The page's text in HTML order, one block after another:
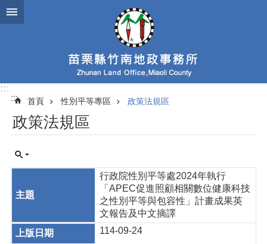
跳到主要內容區塊
:::
:::
首頁 性別平等專區 政策法規區
政策法規區
行政院性別平等處2024年執行
「APEC促進照顧相關數位健康科技
之性別平等與包容性」計畫成果英
文報告及中文摘譯
114-09-24